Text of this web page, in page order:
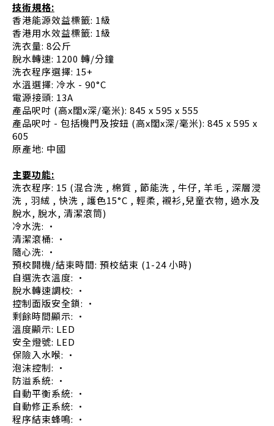
技術規格:
香港能源效益標籤: 1級
香港用水效益標籤: 1級
洗衣量: 8公斤
脫水轉速: 1200 轉/分鐘
洗衣程序選擇: 15+
水溫選擇: 冷水 - 90°C
電源接頭: 13A
產品呎吋 (高x闊x深/毫米): 845 x 595 x 555
產品呎吋 - 包括機門及按鈕 (高x闊x深/毫米): 845 x 595 x
605
原產地: 中國
主要功能:
洗衣程序: 15 (混合洗 , 棉質 , 節能洗 , 牛仔, 羊毛 , 深層浸
洗 , 羽絨 , 快洗 , 護色15°C , 輕柔, 襯衫,兒童衣物, 過水及
脫水, 脫水, 清潔滾筒)
冷水洗: •
清潔滾桶: •
隨心洗: •
預校開機/結束時間: 預校結束 (1-24 小時)
自選洗衣溫度: •
脫水轉速調校: •
控制面版安全鎖: •
剩餘時間顯示: •
溫度顯示: LED
安全燈號: LED
保險入水喉: •
泡沫控制: •
防溢系統: •
自動平衡系統: •
自動修正系統: •
程序結束蜂鳴: •